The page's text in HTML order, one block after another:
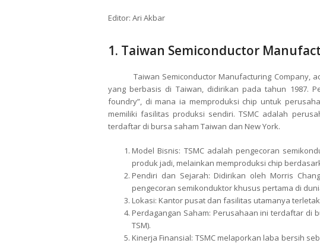
Editor: Ari Akbar
1. Taiwan Semiconductor
Taiwan Semiconductor Manufacturing Company,
yang berbasis di Taiwan, didirikan pada tahun 1987.
foundry”, di mana ia memproduksi chip untuk
memiliki fasilitas produksi sendiri. TSMC adalah
terdaftar di bursa saham Taiwan dan New York.
Model Bisnis: TSMC adalah pengecoran
produk jadi, melainkan memproduksi chip
Pendiri dan Sejarah: Didirikan oleh Morris
pengecoran semikonduktor khusus pertama di
Lokasi: Kantor pusat dan fasilitas utamanya
Perdagangan Saham: Perusahaan ini terdaftar di
TSM).
Kinerja Finansial: TSMC melaporkan laba bersih